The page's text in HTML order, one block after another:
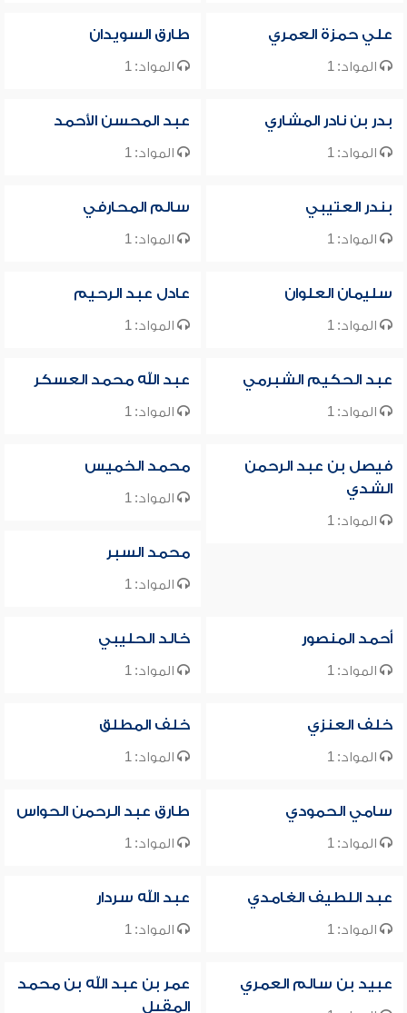
علي حمزة العمري
المواد: 1
طارق السويدان
المواد: 1
بدر بن نادر المشاري
المواد: 1
عبد المحسن الأحمد
المواد: 1
بندر العتيبي
المواد: 1
سالم المحارفي
المواد: 1
سليمان العلوان
المواد: 1
عادل عبد الرحيم
المواد: 1
عبد الحكيم الشبرمي
المواد: 1
عبد الله محمد العسكر
المواد: 1
فيصل بن عبد الرحمن
الشدي
المواد: 1
محمد الخميس
المواد: 1
محمد السبر
المواد: 1
أحمد المنصور
المواد: 1
خالد الحليبي
المواد: 1
خلف العنزي
المواد: 1
خلف المطلق
المواد: 1
سامي الحمودي
المواد: 1
طارق عبد الرحمن الحواس
المواد: 1
عبد اللطيف الغامدي
المواد: 1
عبد الله سردار
المواد: 1
عبيد بن سالم العمري
عمر بن عبد الله بن محمد
المقبل